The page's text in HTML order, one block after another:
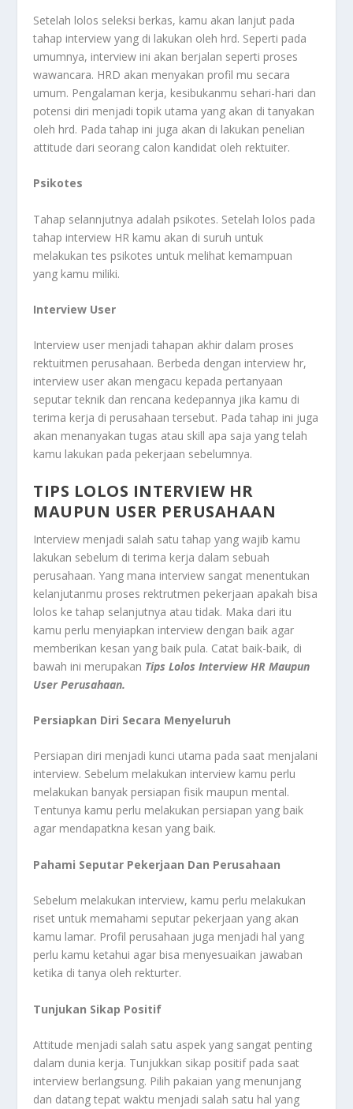
Setelah lolos seleksi berkas, kamu akan lanjut pada
tahap interview yang di lakukan oleh hrd. Seperti pada
umumnya, interview ini akan berjalan seperti proses
wawancara. HRD akan menyakan profil mu secara
umum. Pengalaman kerja, kesibukanmu sehari-hari dan
potensi diri menjadi topik utama yang akan di tanyakan
oleh hrd. Pada tahap ini juga akan di lakukan penelian
attitude dari seorang calon kandidat oleh rektuiter.
Psikotes
Tahap selannjutnya adalah psikotes. Setelah lolos pada
tahap interview HR kamu akan di suruh untuk
melakukan tes psikotes untuk melihat kemampuan
yang kamu miliki.
Interview User
Interview user menjadi tahapan akhir dalam proses
rektuitmen perusahaan. Berbeda dengan interview hr,
interview user akan mengacu kepada pertanyaan
seputar teknik dan rencana kedepannya jika kamu di
terima kerja di perusahaan tersebut. Pada tahap ini juga
akan menanyakan tugas atau skill apa saja yang telah
kamu lakukan pada pekerjaan sebelumnya.
TIPS LOLOS INTERVIEW HR
MAUPUN USER PERUSAHAAN
Interview menjadi salah satu tahap yang wajib kamu
lakukan sebelum di terima kerja dalam sebuah
perusahaan. Yang mana interview sangat menentukan
kelanjutanmu proses rektrutmen pekerjaan apakah bisa
lolos ke tahap selanjutnya atau tidak. Maka dari itu
kamu perlu menyiapkan interview dengan baik agar
memberikan kesan yang baik pula. Catat baik-baik, di
bawah ini merupakan Tips Lolos Interview HR Maupun
User Perusahaan.
Persiapkan Diri Secara Menyeluruh
Persiapan diri menjadi kunci utama pada saat menjalani
interview. Sebelum melakukan interview kamu perlu
melakukan banyak persiapan fisik maupun mental.
Tentunya kamu perlu melakukan persiapan yang baik
agar mendapatkna kesan yang baik.
Pahami Seputar Pekerjaan Dan Perusahaan
Sebelum melakukan interview, kamu perlu melakukan
riset untuk memahami seputar pekerjaan yang akan
kamu lamar. Profil perusahaan juga menjadi hal yang
perlu kamu ketahui agar bisa menyesuaikan jawaban
ketika di tanya oleh rekturter.
Tunjukan Sikap Positif
Attitude menjadi salah satu aspek yang sangat penting
dalam dunia kerja. Tunjukkan sikap positif pada saat
interview berlangsung. Pilih pakaian yang menunjang
dan datang tepat waktu menjadi salah satu hal yang